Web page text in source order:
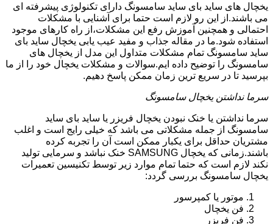
یخچال های ساید بای ساید سامسونگ دارای تکنولوژی پیشرفته ای
می باشند.از این رو لازم است حتما برای آشنایی با مشکلات
احتمالی و همچنین آموزش رفع این مشکلات،از راه کارهای موجود
استفاده شود.ما در مقاله جذاب و مفید عیب یابی یخچال ساید بای
ساید سامسونگ تمام مشکلات متداول این مدل از یخچال های
سامسونگ را توضیح داده ایم.سوالات و مشکلات یخچال خود را از ما
بپرسید تا در سریع ترین زمان ممکن پاسخ دهیم.
سرما نداشتن یخچال سامسونگ
سرما نداشتن یا خنک نبودن یخچال فریزر یا ساید بای ساید
سامسونگ از جمله مشکلاتی می باشد که خیلی رایج است و اغلب
مشتریان حداقل برای یکبار ممکن است آن را تجربه کرده
باشند.زمانی که یخچال SAMSUNG خنک نباشد و سرمایی تولید
نکند لازم است که حتما تمام موارد زیر توسط تکنیسین تعمیرات
یخچال سامسونگ بررسی گردد:
موتور یا کمپرسور
فن یخچال
فن فریزر